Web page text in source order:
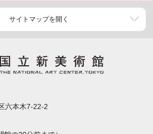
サイトマップを開く
六本木7-22-2